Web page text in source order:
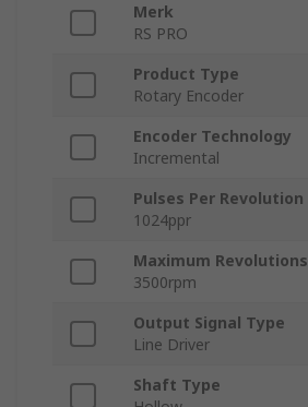
Merk
RS PRO
Product Type
Rotary Encoder
Encoder Technology
Incremental
Pulses Per Revolution
1024ppr
Maximum Revolutions
3500rpm
Output Signal Type
Line Driver
Shaft Type